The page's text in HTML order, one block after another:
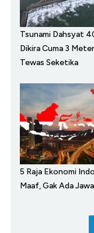
Tsunami Dahsyat
Dikira Cuma 3
Tewas Seketika
5 Raja Ekonomi
Maaf, Gak Ada